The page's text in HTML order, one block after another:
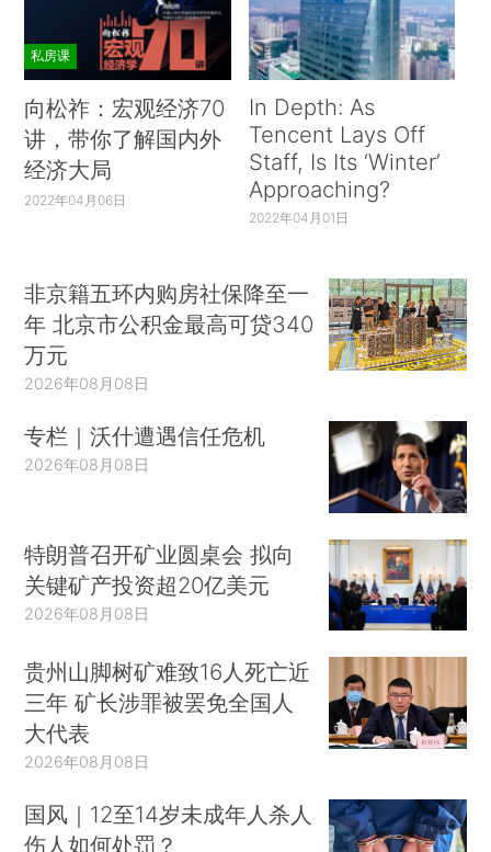
私房课
向松祚：宏观经济70
讲，带你了解国内外
经济大局
2022年04月06日
In Depth: As
Tencent Lays Off
Staff, Is Its ‘Winter’
Approaching?
2022年04月01日
非京籍五环内购房社保降至一
年 北京市公积金最高可贷340
万元
2026年08月08日
专栏｜沃什遭遇信任危机
2026年08月08日
特朗普召开矿业圆桌会 拟向
关键矿产投资超20亿美元
2026年08月08日
贵州山脚树矿难致16人死亡近
三年 矿长涉罪被罢免全国人
大代表
2026年08月08日
国风｜12至14岁未成年人杀人
伤人如何处罚？